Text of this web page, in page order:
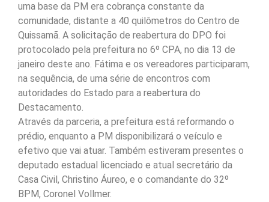
uma base da PM era cobrança constante da
comunidade, distante a 40 quilômetros do Centro de
Quissamã. A solicitação de reabertura do DPO foi
protocolado pela prefeitura no 6º CPA, no dia 13 de
janeiro deste ano. Fátima e os vereadores participaram,
na sequência, de uma série de encontros com
autoridades do Estado para a reabertura do
Destacamento.
Através da parceria, a prefeitura está reformando o
prédio, enquanto a PM disponibilizará o veículo e
efetivo que vai atuar. Também estiveram presentes o
deputado estadual licenciado e atual secretário da
Casa Civil, Christino Áureo, e o comandante do 32º
BPM, Coronel Vollmer.